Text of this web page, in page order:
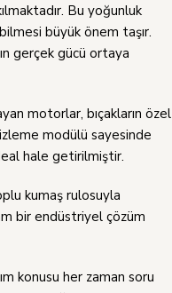
Bu yoğunluk
büyük önem taşır.
gerçek gücü ortaya
motorlar, bıçakların özel
modülü sayesinde
hale getirilmiştir.
kumaş rulosuyla
bir endüstriyel çözüm
konusu her zaman soru